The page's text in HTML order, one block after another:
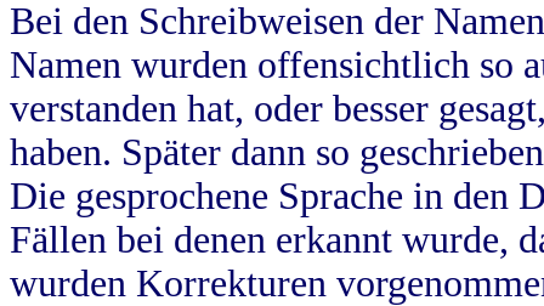
Bei den Schreibweisen der
Namen wurden offensichtlich so
verstanden hat, oder besser
haben. Später dann so
Die gesprochene Sprache in
Fällen bei denen erkannt wurde,
wurden Korrekturen